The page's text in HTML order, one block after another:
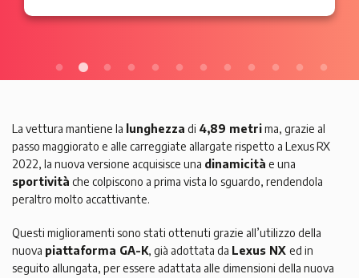
La vettura mantiene la lunghezza di 4,89 metrima, grazie al
passo maggiorato e alle carreggiate allargate rispetto a Lexus RX
2022, la nuova versione acquisisce una dinamicità e una
sportività che colpiscono a prima vista lo sguardo, rendendola
peraltro molto accattivante.
Questi miglioramenti sono stati ottenuti grazie all’utilizzo della
nuova piattaforma GA-K, già adottata da Lexus NX ed in
seguito allungata, per essere adattata alle dimensioni della nuova